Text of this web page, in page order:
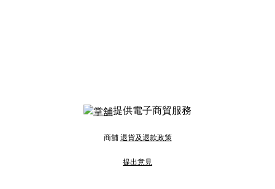
提供電子商貿服務
商舖 退貨及退款政策
提出意見